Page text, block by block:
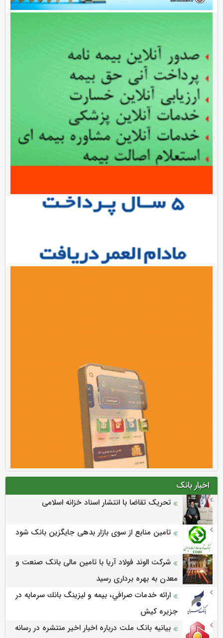
اخبار بانک
تحریک تقاضا با انتشار اسناد خزانه اسلامی
تامین منابع از سوی بازار بدهی جایگزین بانک شود
شرکت الوند فولاد آریا با تامین مالی بانک صنعت و
معدن به بهره برداری رسید
ارائه خدمات صرافي، بيمه و ليزينگ بانك سرمايه در
جزيره كيش
بیانیه بانک ملت درباره اخبار اخیر منتشره در رسانه